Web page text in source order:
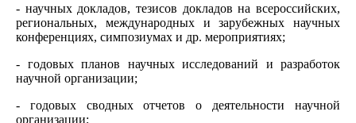
- научных докладов, тезисов докладов на всероссийских,
региональных, международных и зарубежных научных
конференциях, симпозиумах и др. мероприятиях;
- годовых планов научных исследований и разработок
научной организации;
- годовых сводных отчетов о деятельности научной
организации;